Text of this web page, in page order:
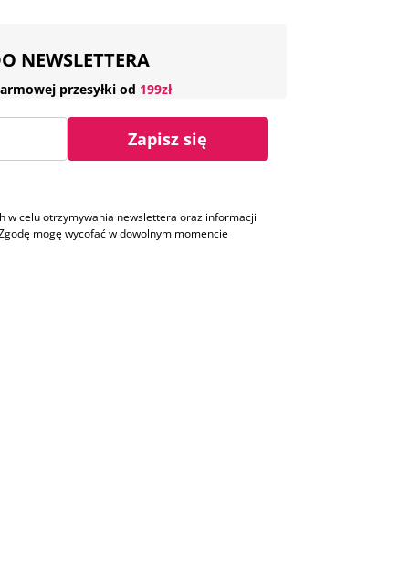
NEWSLETTERA
przesyłki od 199zł
Zapisz się
w celu otrzymywania newslettera oraz informacji
mogę wycofać w dowolnym momencie